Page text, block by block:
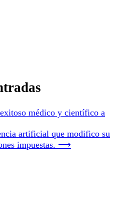
médico y científico a
artificial que modifico su
impuestas. ⟶